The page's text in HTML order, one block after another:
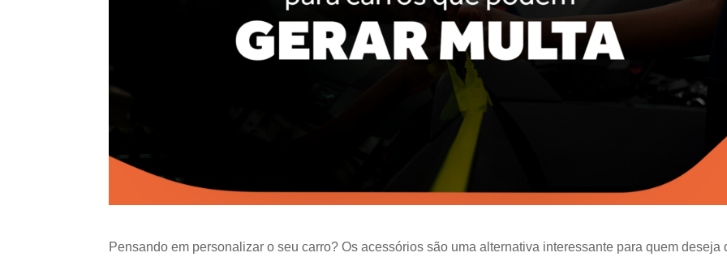
Pensando em personalizar o seu carro? Os acessórios são uma alternativa interessante para quem deseja